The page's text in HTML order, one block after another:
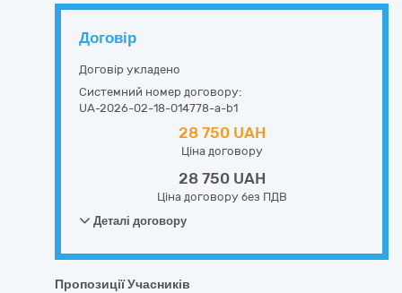
Договір
Договір укладено
Системний номер договору:
UA-2026-02-18-014778-a-b1
28 750 UAH
Ціна договору
28 750 UAH
Ціна договору без ПДВ
Деталі договору
Пропозиції Учасників